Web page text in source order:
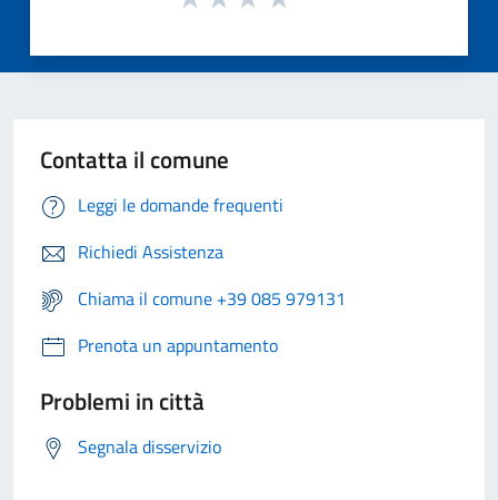
Contatta il comune
Leggi le domande frequenti
Richiedi Assistenza
Chiama il comune +39 085 979131
Prenota un appuntamento
Problemi in città
Segnala disservizio